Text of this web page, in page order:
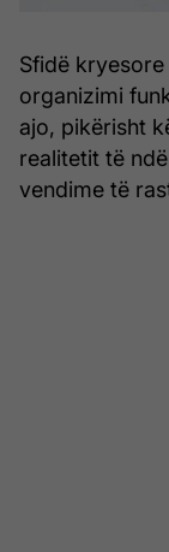
Sfidë
organizimi
ajo, pikërisht
realitetit të
vendime të